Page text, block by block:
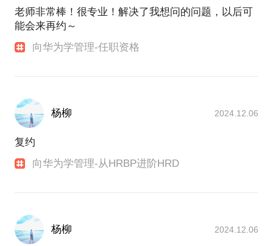
老师非常棒！很专业！解决了我想问的问题，以后可
能会来再约～
向华为学管理-任职资格
杨柳 2024.12.06
复约
向华为学管理-从HRBP进阶HRD
杨柳 2024.12.06